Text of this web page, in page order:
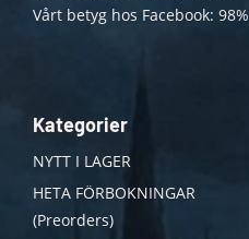
Vårt betyg hos Facebook: 98%
Kategorier
NYTT I LAGER
HETA FÖRBOKNINGAR
(Preorders)